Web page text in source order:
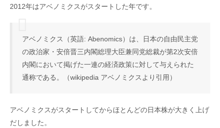
2012年はアベノミクスがスタートした年です。
アベノミクス（英語: Abenomics）は、日本の自由民主党
の政治家・安倍晋三内閣総理大臣兼同党総裁が第2次安倍
内閣において掲げた一連の経済政策に対して与えられた
通称である。（wikipedia アベノミクスより引用）
アベノミクスがスタートしてからほとんどの日本株が大きく上げ
だしました。